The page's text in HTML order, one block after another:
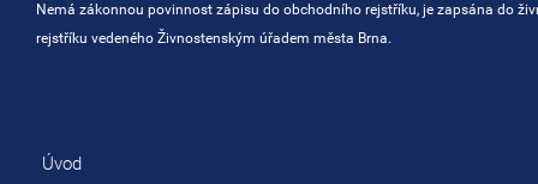
Nemá zákonnou povinnost zápisu do obchodního rejstříku, je zapsána do
rejstříku vedeného Živnostenským úřadem města Brna.
Úvod